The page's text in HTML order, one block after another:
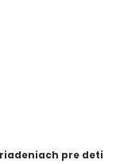
pre deti